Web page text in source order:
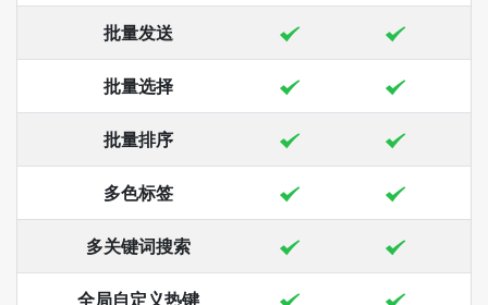
批量发送
批量选择
批量排序
多色标签
多关键词搜索
全局自定义热键